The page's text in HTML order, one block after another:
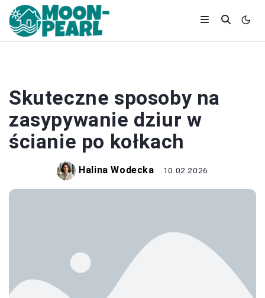
Skuteczne sposoby na
zasypywanie dziur w
ścianie po kołkach
Halina Wodecka 10.02.2026